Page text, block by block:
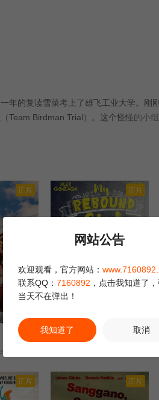
的复读雪菜考上了雄飞工业大学。刚
Team Birdman Trial）。这个怪怪的小
正片 正片
我的备胎女友
正片 正片
网站公告
欢迎观看，官方网站：
联系QQ： 7160892 ，点击我知道了
当天不在弹出！
我知道了 取消